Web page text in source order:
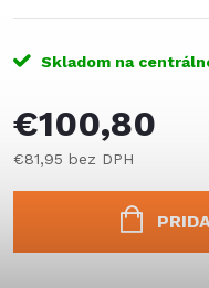
Skladom na
€100,80
€81,95 bez DPH